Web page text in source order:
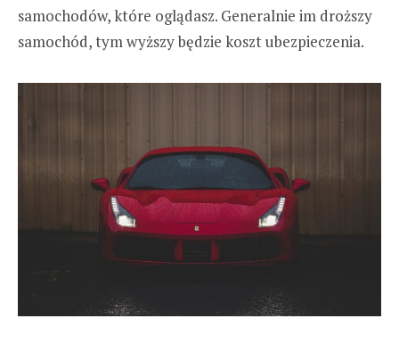
samochodów, które oglądasz. Generalnie im droższy
samochód, tym wyższy będzie koszt ubezpieczenia.